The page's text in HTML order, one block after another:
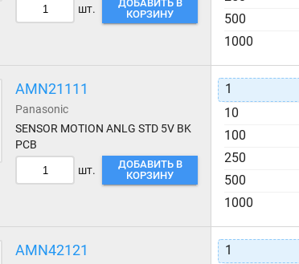
шт.
ДОБАВИТЬ В
КОРЗИНУ
AMN21111
Panasonic
SENSOR MOTION ANLG STD 5V BK
PCB
шт.
ДОБАВИТЬ В
КОРЗИНУ
AMN42121
500
1000
1
10
100
250
500
1000
1